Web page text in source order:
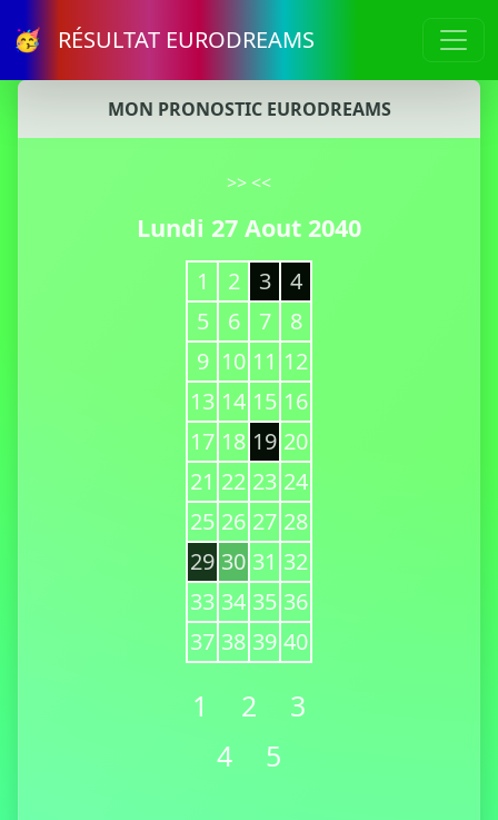
🥳 RÉSULTAT EURODREAMS
MON PRONOSTIC EURODREAMS
>> <<
Lundi 27 Aout 2040
1 2 3
4
5
6 7
8
9 10 11 12
13 14 15 16
17 18 19 20
21 22 23 24
25 26 27 28
29 30 31 32
33 34 35 36
37 38 39 40
1 2
3
4
5